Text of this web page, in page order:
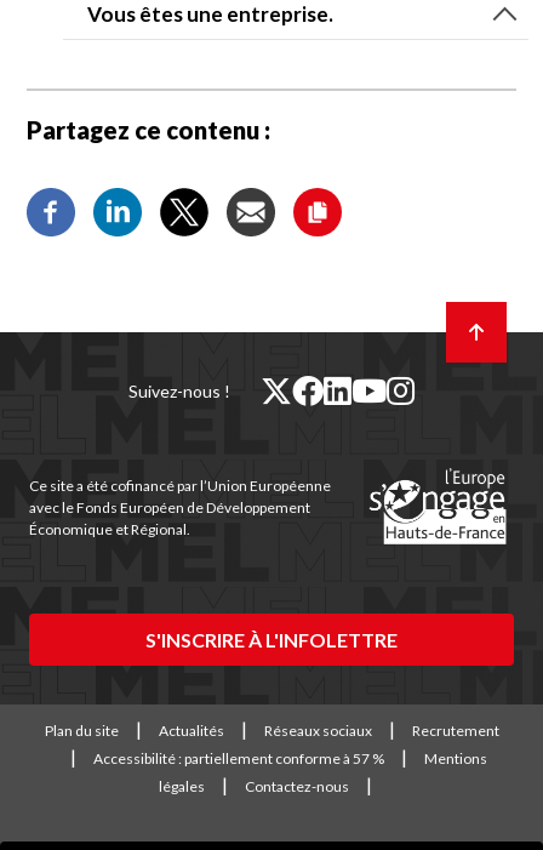
Vous êtes une entreprise.
Partagez ce contenu :
Suivez-nous !
twitter
facebook
linkedin
fenêtre)
youtube
fenêtre)
instagram
fenêtre)
Ce site a été cofinancé par l’Union Européenne
avec le Fonds Européen de Développement
Économique et Régional.
S'INSCRIRE À L'INFOLETTRE
en
haut
Plan du site Actualités Réseaux sociaux
Recrutement
Accessibilité : partiellement conforme à 57 %
Mentions
légales
Contactez-nous